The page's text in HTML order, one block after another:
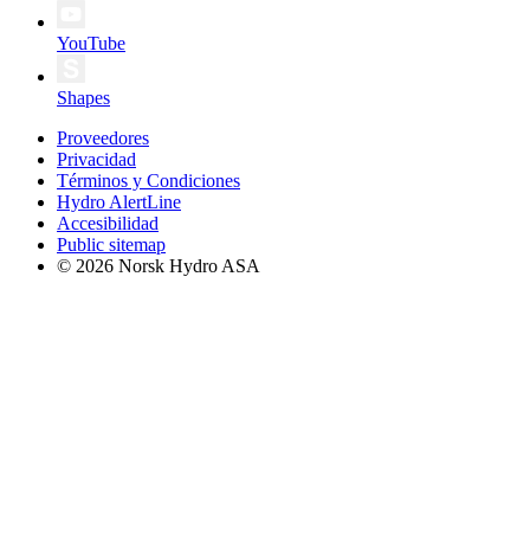
YouTube
Shapes
Proveedores
Privacidad
Términos y Condiciones
Hydro AlertLine
Accesibilidad
Public sitemap
© 2026 Norsk Hydro ASA